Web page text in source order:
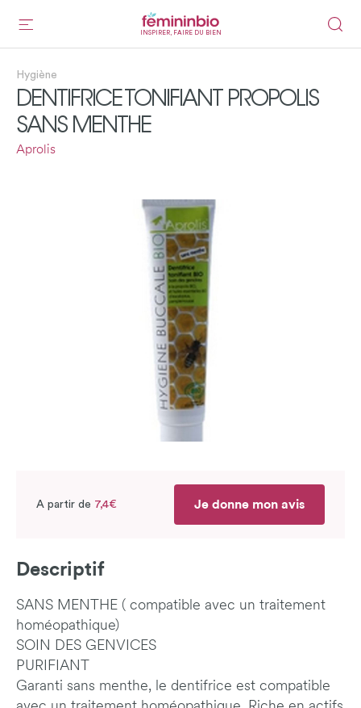
INSPIRER, FAIRE DU BIEN
Hygiène
DENTIFRICE TONIFIANT PROPOLIS
SANS MENTHE
Aprolis
A partir de 7,4€ Je donne mon avis
Descriptif
SANS MENTHE ( compatible avec un traitement
homéopathique)
SOIN DES GENVICES
PURIFIANT
Garanti sans menthe, le dentifrice est compatible